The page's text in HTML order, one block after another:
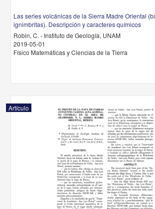
Las series volcánicas de la Sierra Madre Oriental
ignimbritas). Descripción y caracteres químicos
Robin, C. - Instituto de Geología, UNAM
2019-05-01
Físico Matemáticas y Ciencias de la Tierra
Artículo